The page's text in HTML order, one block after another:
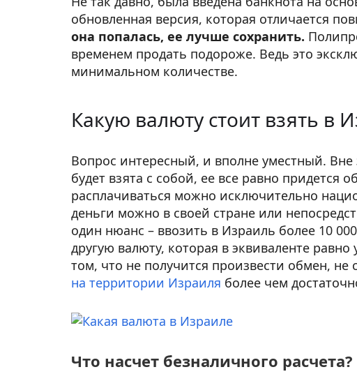
обновленная версия, которая отличается
она попалась, ее лучше сохранить.
временем продать подороже. Ведь это
минимальном количестве.
Какую валюту стоит взять в
Вопрос интересный, и вполне уместный. Вне
будет взята с собой, ее все равно придется
расплачиваться можно исключительно
деньги можно в своей стране или
один нюанс – ввозить в Израиль более 10
другую валюту, которая в эквиваленте
том, что не получится произвести обмен, не
на территории Израиля более чем
Что насчет безналичного расчета?